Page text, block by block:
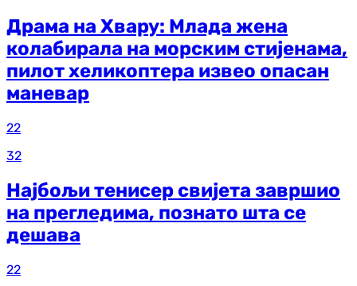
Драма на Хвару: Млада жена
колабирала на морским стијенама,
пилот хеликоптера извео опасан
маневар
22
32
Најбољи тенисер свијета завршио
на прегледима, познато шта се
дешава
22